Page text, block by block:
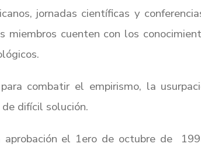
jornadas científicas y
cuenten con los
combatir el empirismo, la
difícil solución.
aprobación el 1ero de octubre de